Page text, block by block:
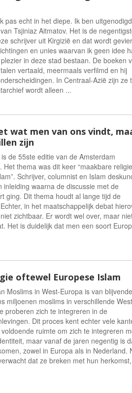
pas echt in het diepe. Ik ben uitgenodigd
Tsjiniaz Aitmatov. Het is de
schrijver uit Kirgizië en dat wordt
en unies waarvan ik geen idee
in deze stad bestaan. De boeken
vertaald, meermaals verfilmd en hij
In Centraal-Azië zijn ze
wordt alleen ...
wat men van ons vindt,
zijn
de 55ste editie van de Amsterdam
Het thema was dit keer “maakbare religie
Schrijver, columnist en Islam
inleiding waarna de discussie met de
ging. Dit thema houdt al lange tijd de
in het maatschappelijk debat
zichtbaar. Er wordt wel over, maar
Het is duidelijk dat men een soort
oftewel Europese Islam
Moslims in West-Europa is van blijvende
miljoenen moslims in verschillende
proberen zich te integreren in de
Dit proces kent echter vele
ruimte om zich te integreren
maar vanaf de jaren negentig is
zowel in Europa als in Nederland.
dat ze breken met hun herkomst,